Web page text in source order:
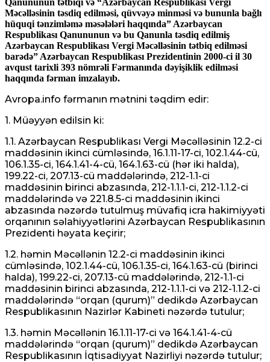
Məcəlləsinin təsdiq edilməsi, qüvvəyə minməsi və bununla bağlı
hüquqi tənzimləmə məsələləri haqqında” Azərbaycan
Respublikası Qanununun və bu Qanunla təsdiq edilmiş
Azərbaycan Respublikası Vergi Məcəlləsinin tətbiq edilməsi
barədə” Azərbaycan Respublikası Prezidentinin 2000-ci il 30
avqust tarixli 393 nömrəli Fərmanında dəyişiklik edilməsi
haqqında fərman imzalayıb.
Avropa.info fərmanın mətnini təqdim edir:
1. Müəyyən edilsin ki:
1.1. Azərbaycan Respublikası Vergi Məcəlləsinin 12.2-ci
maddəsinin ikinci cümləsində, 16.1.11-17-ci, 102.1.44-cü,
106.1.35-ci, 164.1.41-4-cü, 164.1.63-cü (hər iki halda),
199.22-ci, 207.13-cü maddələrində, 212-1.1-ci
maddəsinin birinci abzasında, 212-1.1.1-ci, 212-1.1.2-ci
maddələrində və 221.8.5-ci maddəsinin ikinci
abzasında nəzərdə tutulmuş müvafiq icra hakimiyyəti
orqanının səlahiyyətlərini Azərbaycan Respublikasının
Prezidenti həyata keçirir;
1.2. həmin Məcəllənin 12.2-ci maddəsinin ikinci
cümləsində, 102.1.44-cü, 106.1.35-ci, 164.1.63-cü (birinci
halda), 199.22-ci, 207.13-cü maddələrində, 212-1.1-ci
maddəsinin birinci abzasında, 212-1.1.1-ci və 212-1.1.2-ci
maddələrində “orqan (qurum)” dedikdə Azərbaycan
Respublikasının Nazirlər Kabineti nəzərdə tutulur;
1.3. həmin Məcəllənin 16.1.11-17-ci və 164.1.41-4-cü
maddələrində “orqan (qurum)” dedikdə Azərbaycan
Respublikasının İqtisadiyyat Nazirliyi nəzərdə tutulur;